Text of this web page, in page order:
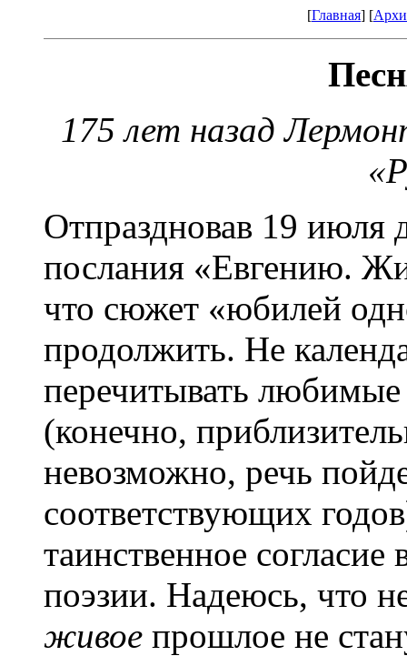
[Главная] [
175 лет назад
Отпраздновав 19 июля
послания «Евгению.
что сюжет «юбилей
продолжить. Не
перечитывать любимые
(конечно,
невозможно, речь
соответствующих
таинственное согласие
поэзии. Надеюсь, что
живое прошлое не